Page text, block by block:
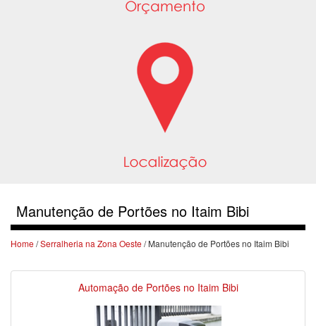
Manutenção de Portões no Itaim Bibi
Home/Serralheria na Zona Oeste/ Manutenção de Portões no Itaim Bibi
Automação de Portões no Itaim Bibi